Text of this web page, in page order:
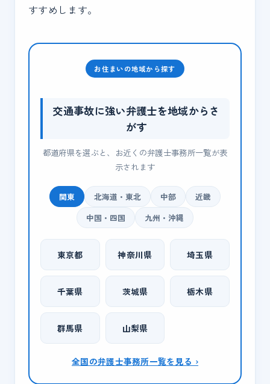
すすめします。
お住まいの地域から探す
交通事故に強い弁護士を地域からさ
がす
都道府県を選ぶと、お近くの弁護士事務所一覧が表
示されます
関東 北海道・東北 中部
近畿
中国・四国
九州・沖縄
東京都 神奈川県 埼玉県
千葉県 茨城県 栃木県
群馬県 山梨県
全国の弁護士事務所一覧を見る ›